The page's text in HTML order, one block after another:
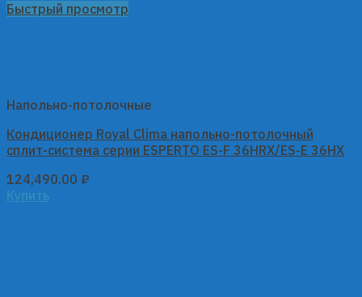
Быстрый просмотр
Напольно-потолочные
Кондиционер Royal Clima напольно-потолочный
сплит-система серии ESPERTO ES-F 36HRX/ES-E 36HX
124,490.00 ₽
Купить